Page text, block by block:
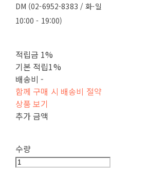
DM (02-6952-8383 / 화-일
10:00 - 19:00)
적립금 1%
기본 적립1%
배송비-
함께 구매 시 배송비 절약
상품 보기
추가 금액
수량